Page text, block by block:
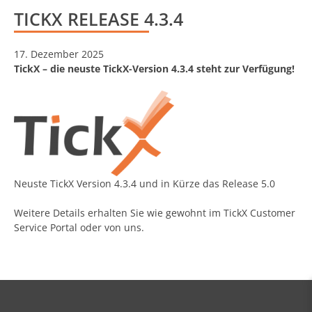
TICKX RELEASE 4.3.4
17. Dezember 2025
TickX – die neuste TickX-Version 4.3.4 steht zur Verfügung!
Neuste TickX Version 4.3.4 und in Kürze das Release 5.0
Weitere Details erhalten Sie wie gewohnt im TickX Customer
Service Portal oder von uns.